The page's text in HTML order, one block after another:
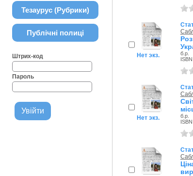
Тезаурус (Рубрики)
Публічні полиці
Штрих-код
Пароль
Нет экз.
б.р.
ISBN
Нет экз.
б.р.
ISBN